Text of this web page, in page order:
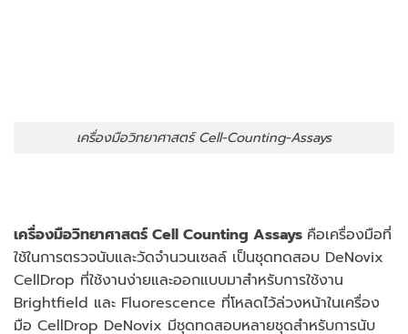
เครื่องมือวิทยาศาสตร์ Cell-Counting-Assays
เครื่องมือวิทยาศาสตร์ Cell Counting Assays คือเครื่องมือที่
ใช้ในการตรวจนับและวัดจํานวนเซลล์ เป็นชุดทดสอบ DeNovix
CellDrop ที่ใช้งานง่ายและออกแบบมาสำหรับการใช้งาน
Brightfield และ Fluorescence ที่โหลดไว้ล่วงหน้าในเครื่อง
มือ CellDrop DeNovix มีชุดทดสอบหลายชุดสำหรับการนับ